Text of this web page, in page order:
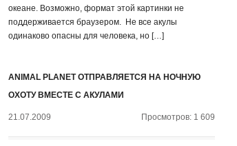
океане. Возможно, формат этой картинки не
поддерживается браузером. Не все акулы
одинаково опасны для человека, но […]
ANIMAL PLANET ОТПРАВЛЯЕТСЯ НА НОЧНУЮ
ОХОТУ ВМЕСТЕ С АКУЛАМИ
21.07.2009 Просмотров: 1 609